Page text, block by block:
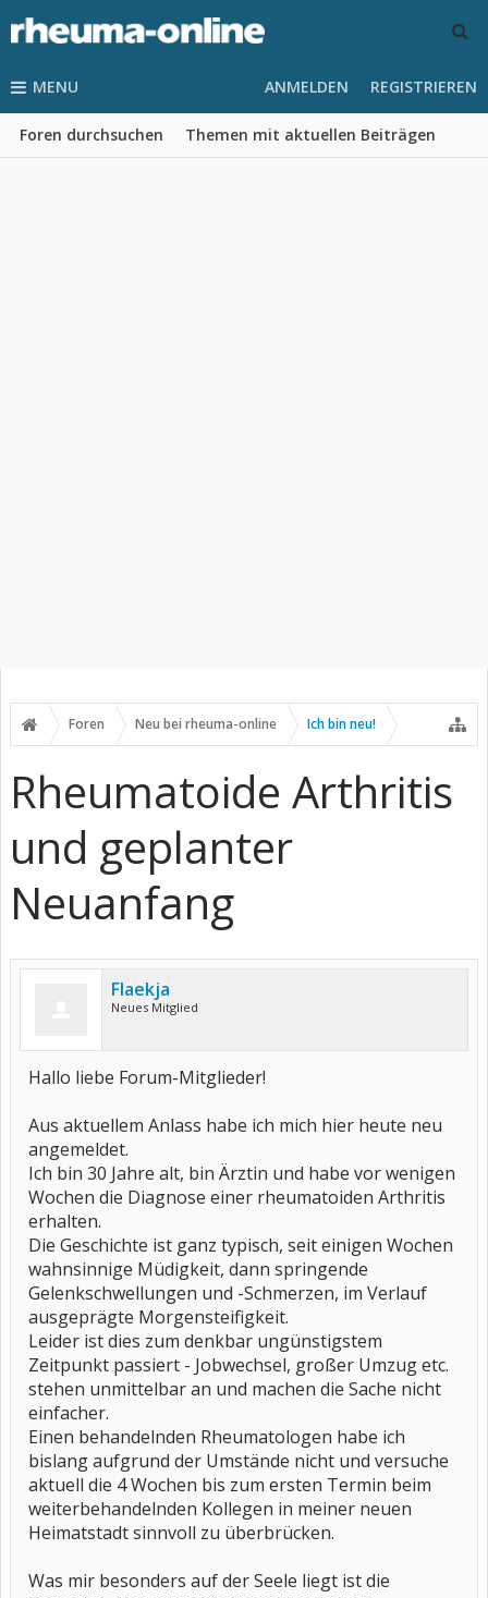
MENU
Foren durchsuchen Themen mit aktuellen Beiträgen
ANMELDEN REGISTRIEREN
Foren Neu bei rheuma-online Ich bin neu!
Rheumatoide Arthritis
und geplanter
Neuanfang
Flaekja
Neues Mitglied
Hallo liebe Forum-Mitglieder!
Aus aktuellem Anlass habe ich mich hier heute neu
angemeldet.
Ich bin 30 Jahre alt, bin Ärztin und habe vor wenigen
Wochen die Diagnose einer rheumatoiden Arthritis
erhalten.
Die Geschichte ist ganz typisch, seit einigen Wochen
wahnsinnige Müdigkeit, dann springende
Gelenkschwellungen und -Schmerzen, im Verlauf
ausgeprägte Morgensteifigkeit.
Leider ist dies zum denkbar ungünstigstem
Zeitpunkt passiert - Jobwechsel, großer Umzug etc.
stehen unmittelbar an und machen die Sache nicht
einfacher.
Einen behandelnden Rheumatologen habe ich
bislang aufgrund der Umstände nicht und versuche
aktuell die 4 Wochen bis zum ersten Termin beim
weiterbehandelnden Kollegen in meiner neuen
Heimatstadt sinnvoll zu überbrücken.
Was mir besonders auf der Seele liegt ist die